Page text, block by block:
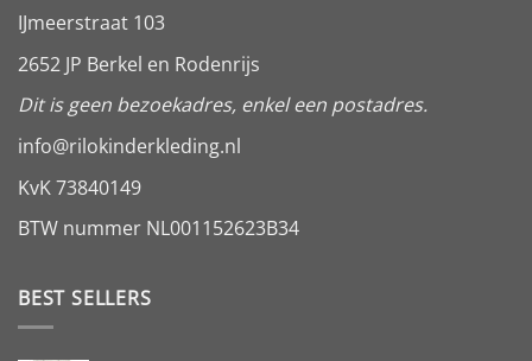
IJmeerstraat 103
2652 JP Berkel en Rodenrijs
Dit is geen bezoekadres, enkel een postadres.
info@rilokinderkleding.nl
KvK 73840149
BTW nummer NL001152623B34
BEST SELLERS